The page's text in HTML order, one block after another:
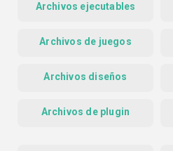
Archivos ejecutables
Archivos de juegos
Archivos diseños
Archivos de plugin